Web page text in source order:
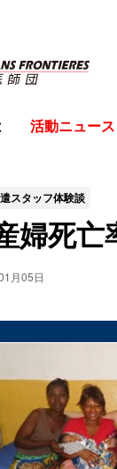
活動ニュース
スタッフ体験談
婦死
月05日